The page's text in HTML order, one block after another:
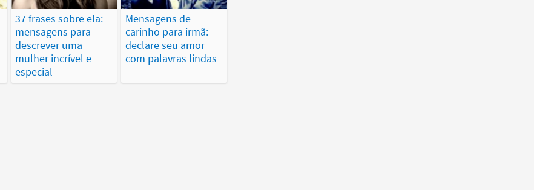
37 frases sobre ela:
mensagens para
descrever uma
mulher incrível e
especial
Mensagens de
carinho para irmã:
declare seu amor
com palavras lindas